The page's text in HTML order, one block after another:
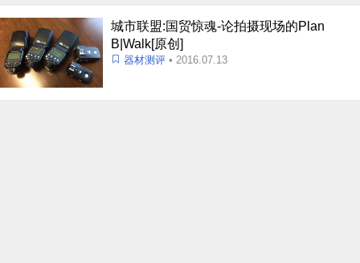
城市联盟:国贸惊魂-论拍摄现场的Plan
B|Walk[原创]
器材测评 • 2016.07.13